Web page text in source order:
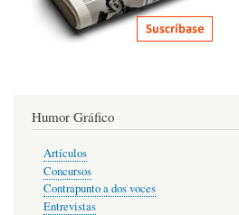
Humor Gráfico
Artículos
Concursos
Contrapunto a dos voces
Entrevistas